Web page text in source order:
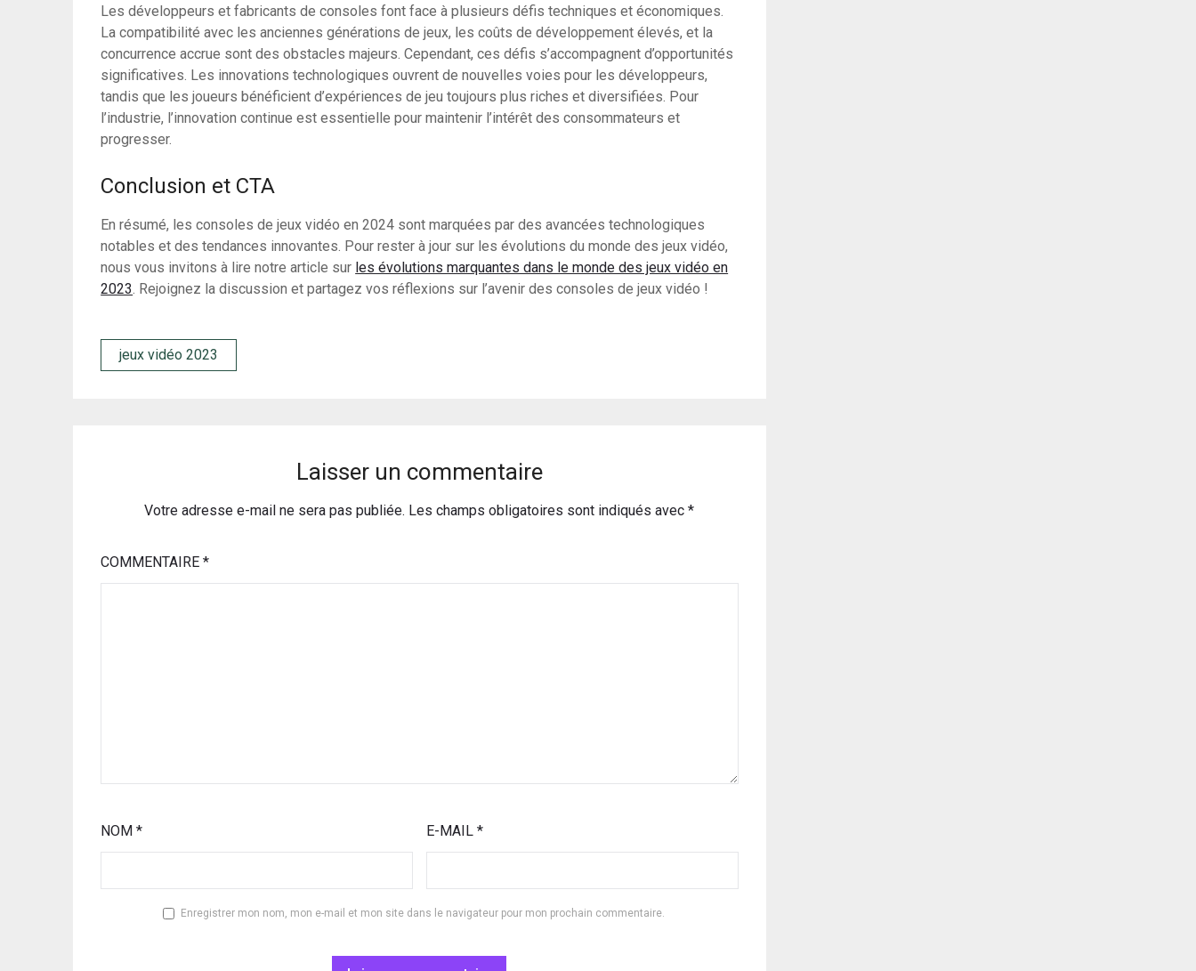
Les développeurs et fabricants de consoles font face à plusieurs défis techniques et économiques.
La compatibilité avec les anciennes générations de jeux, les coûts de développement élevés, et la
concurrence accrue sont des obstacles majeurs. Cependant, ces défis s’accompagnent d’opportunités
significatives. Les innovations technologiques ouvrent de nouvelles voies pour les développeurs,
tandis que les joueurs bénéficient d’expériences de jeu toujours plus riches et diversifiées. Pour
l’industrie, l’innovation continue est essentielle pour maintenir l’intérêt des consommateurs et
progresser.
Conclusion et CTA
En résumé, les consoles de jeux vidéo en 2024 sont marquées par des avancées technologiques
notables et des tendances innovantes. Pour rester à jour sur les évolutions du monde des jeux vidéo,
nous vous invitons à lire notre article sur les évolutions marquantes dans le monde des jeux vidéo en
2023. Rejoignez la discussion et partagez vos réflexions sur l’avenir des consoles de jeux vidéo !
jeux vidéo 2023
Laisser un commentaire
Votre adresse e-mail ne sera pas publiée. Les champs obligatoires sont indiqués avec*
COMMENTAIRE*
NOM* E-MAIL *
Enregistrer mon nom, mon e-mail et mon site dans le navigateur pour mon prochain commentaire.